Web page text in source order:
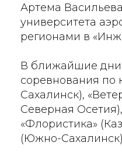
Артема
университета
регионами в
В ближайшие дни
соревнования по
Сахалинск),
Северная
«Флористика»
(Южно-